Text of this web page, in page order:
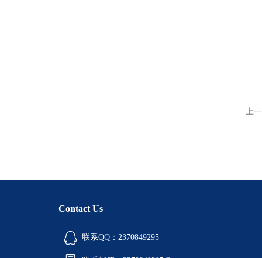
上
Contact Us
联系QQ：2370849295